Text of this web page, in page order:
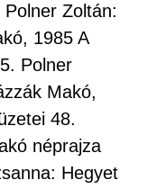
Polner Zoltán:
1985 A
Polner
Makó,
48.
néprajza
Hegyet